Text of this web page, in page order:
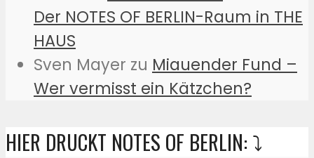
Der NOTES OF BERLIN-Raum in THE
HAUS
Sven Mayer zu Miauender Fund –
Wer vermisst ein Kätzchen?
HIER DRUCKT NOTES OF BERLIN: ⤵️